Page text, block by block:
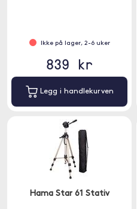
Ikke på lager, 2-6 uker
839 kr
Legg i handlekurven
Hama Star 61 Stativ